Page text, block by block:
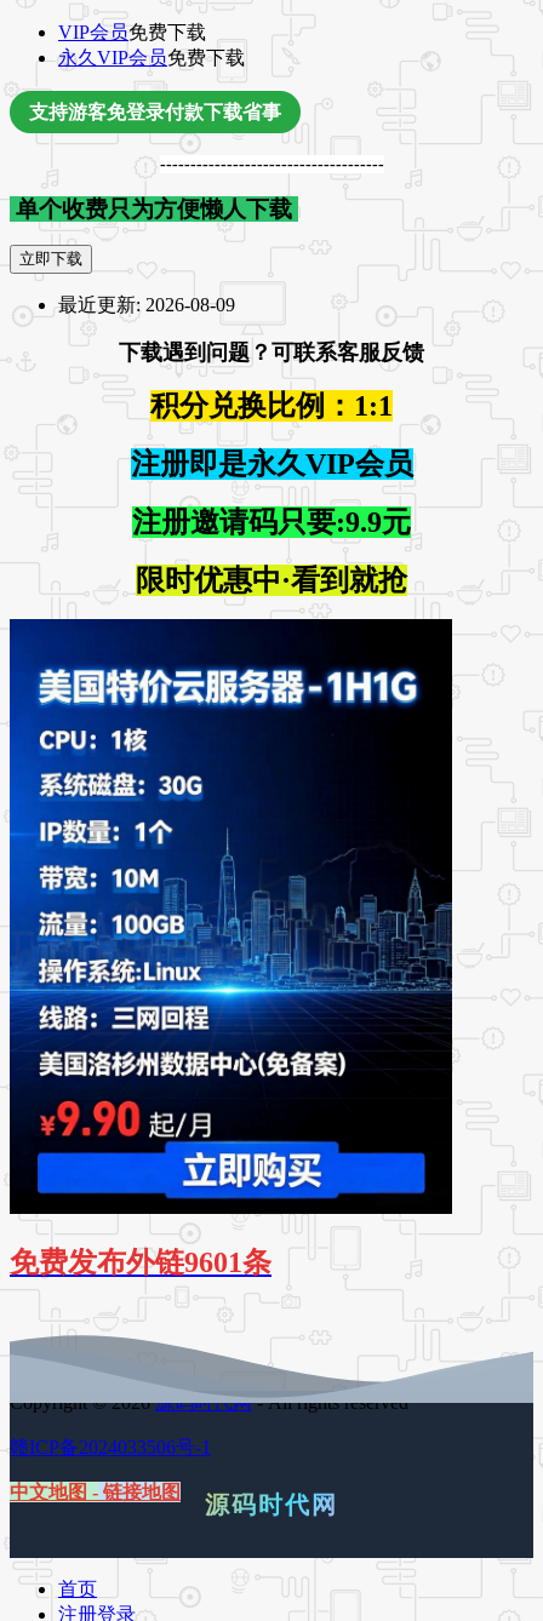
VIP会员免费下载
永久VIP会员免费下载
支持游客免登录付款下载省事
-------------------------------------
单个收费只为方便懒人下载
立即下载
最近更新: 2026-08-09
下载遇到问题？可联系客服反馈
积分兑换比例：1:1
注册即是永久VIP会员
注册邀请码只要:9.9元
限时优惠中·看到就抢
免费发布外链9601条
Copyright © 2026源码时代网- All rights reserved
赣ICP备2024033506号-1
中文地图 - 链接地图 源码时代网
首页
注册登录